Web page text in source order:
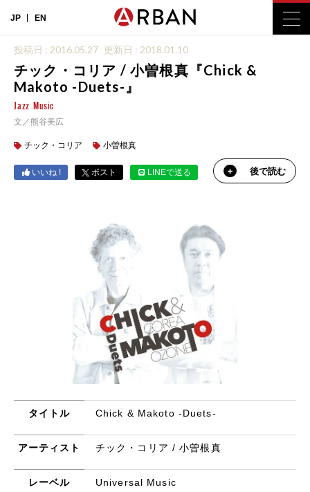
JP EN
投稿日 : 2016.05.27 更新日 : 2018.01.10
チック・コリア / 小曽根真『Chick &
Makoto -Duets-』
Jazz Music
文／熊谷美広
チック・コリア 小曽根真
いいね ! ポスト LINEで送る 後で読む
タイトル Chick & Makoto -Duets-
アーティスト チック・コリア / 小曽根真
レーベル Universal Music